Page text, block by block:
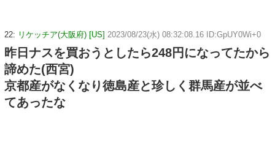
22: リケッチア(大阪府) [US] 2023/08/23(水) 08:32:08.16 ID:GpUY0Wi+0
昨日ナスを買おうとしたら248円になってたから
諦めた(西宮)
京都産がなくなり徳島産と珍しく群馬産が並べ
てあったな